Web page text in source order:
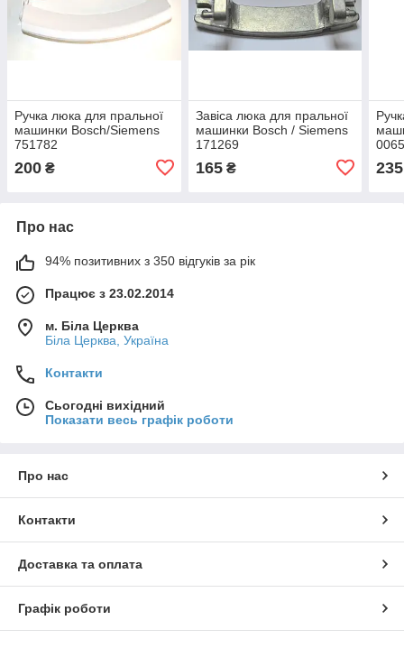
Ручка люка для пральної
машинки Bosch/Siemens
751782
(00405278,DHL011BO,139BY17)
200 ₴
Завіса люка для пральної
машинки Bosch / Siemens
171269
165₴ 235
Про нас
94% позитивних з 350 відгуків за рік
Працює з 23.02.2014
м. Біла Церква
Біла Церква, Україна
Контакти
Сьогодні вихідний
Показати весь графік роботи
Про нас
Контакти
Доставка та оплата
Графік роботи